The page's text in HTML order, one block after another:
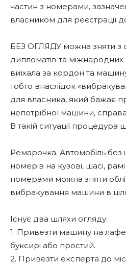
частин з номерами,
власником для реєстрації
БЕЗ ОГЛЯДУ можна зняти з
дипломатів та міжнародних
виїхала за кордон та
тобто внаслідок
для власника, який бажає
непотрібної машини,
В такій ситуації
Ремарочка. Автомобіль без
номерів на кузові, шасі,
номерами можна зняти
вибракування машини в
Існує два шляхи огляду:
1. Привезти машину на
буксирі або простий.
2. Привезти експерта до